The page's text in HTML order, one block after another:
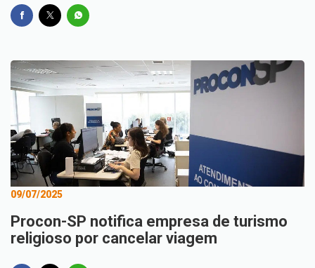
09/07/2025
Procon-SP notifica empresa de turismo
religioso por cancelar viagem